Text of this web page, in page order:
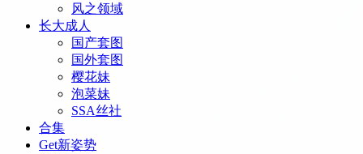
风之领域
长大成人
国产套图
国外套图
樱花妹
泡菜妹
SSA丝社
合集
Get新姿势